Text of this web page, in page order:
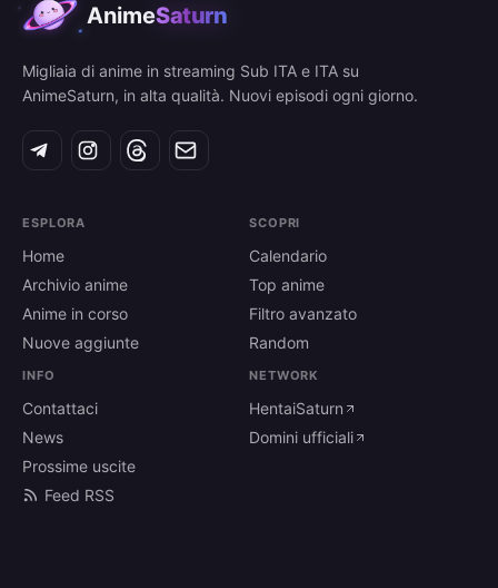
AnimeSaturn
Migliaia di anime in streaming Sub ITA e ITA su
AnimeSaturn, in alta qualità. Nuovi episodi ogni giorno.
ESPLORA
Home
Archivio anime
Anime in corso
Nuove aggiunte
SCOPRI
Calendario
Top anime
Filtro avanzato
Random
INFO
Contattaci
News
Prossime uscite
Feed RSS
NETWORK
HentaiSaturn
Domini ufficiali